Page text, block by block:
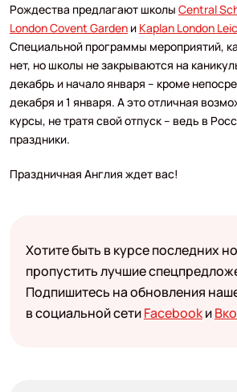
Рождества предлагают школы Central
London Covent Gardenи Kaplan London
Специальной программы мероприятий,
нет, но школы не закрываются на
декабрь и начало января – кроме
декабря и 1 января. А это отличная
курсы, не тратя свой отпуск – ведь в
праздники.
Праздничная Англия ждет вас!
Хотите быть в курсе последних
пропустить лучшие
Подпишитесь на обновления
в социальной сетиFacebookи